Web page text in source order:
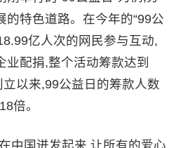
的特色道路。在今年的“99公
亿人次的网民参与互动,
业配捐,整个活动筹款达到
以来,99公益日的筹款人数
倍。
国迸发起来,让所有的爱心